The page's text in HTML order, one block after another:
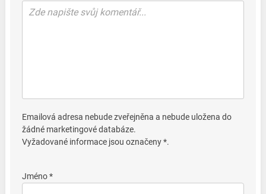
Emailová adresa nebude zveřejněna a nebude uložena do
žádné marketingové databáze.
Vyžadované informace jsou označeny *.
Jméno *